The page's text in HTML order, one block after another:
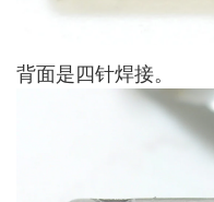
背面是四针焊接。